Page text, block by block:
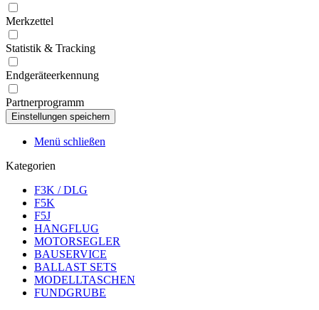
Merkzettel
Statistik & Tracking
Endgeräteerkennung
Partnerprogramm
Menü schließen
Kategorien
F3K / DLG
F5K
F5J
HANGFLUG
MOTORSEGLER
BAUSERVICE
BALLAST SETS
MODELLTASCHEN
FUNDGRUBE